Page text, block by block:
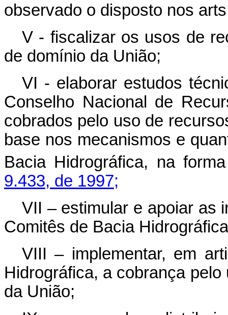
observado o disposto nos
V - fiscalizar os usos de
de domínio da União;
VI - elaborar estudos
Conselho Nacional de
cobrados pelo uso de
base nos mecanismos e
Bacia Hidrográfica, na
9.433, de 1997;
VII – estimular e apoiar as
Comitês de Bacia
VIII – implementar, em
Hidrográfica, a cobrança
da União;